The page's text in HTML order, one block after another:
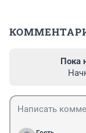
Пока